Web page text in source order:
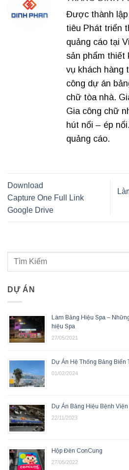
Được thành
tiêu Phát triển
quảng cáo tại
sản phẩm thiết
vụ khách hàng
công dự án
chữ tòa nhà.
Gia công chữ
hút nổi – ép
quảng cáo.
Download
Capture One Full Link
Google Drive
DỰ ÁN
Làm Bảng Hiệu Spa –
hiệu Spa
27/05/2021
Dự Án Hệ Thống Bảng Biển
01/02/2024
Dự Án Bảng Hiệu Bệnh
22/11/2023
Hộp Đèn ConCung
27/05/2022